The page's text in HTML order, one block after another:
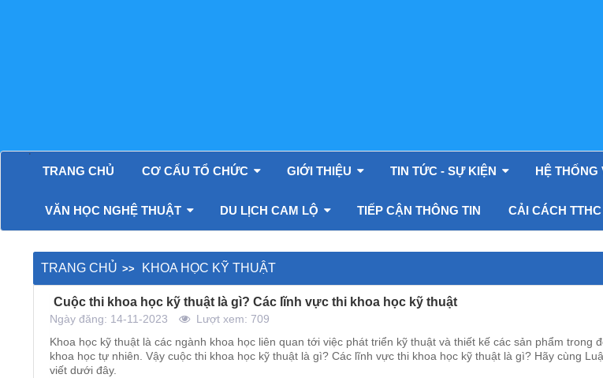
'
TRANG CHỦ CƠ CẤU TỔ CHỨC GIỚI THIỆU TIN TỨC - SỰ KIỆN HỆ THỐNG
VĂN HỌC NGHỆ THUẬT DU LỊCH CAM LỘ TIẾP CẬN THÔNG TIN CẢI CÁCH TTHC
TRANG CHỦ KHOA HỌC KỸ THUẬT
Cuộc thi khoa học kỹ thuật là gì? Các lĩnh vực thi khoa học kỹ thuật
Ngày đăng: 14-11-2023
Lượt xem: 709
Khoa học kỹ thuật là các ngành khoa học liên quan tới việc phát triển kỹ thuật và thiết kế các sản phẩm trong
khoa học tự nhiên. Vậy cuộc thi khoa học kỹ thuật là gì? Các lĩnh vực thi khoa học kỹ thuật là gì? Hãy cùng
viết dưới đây.